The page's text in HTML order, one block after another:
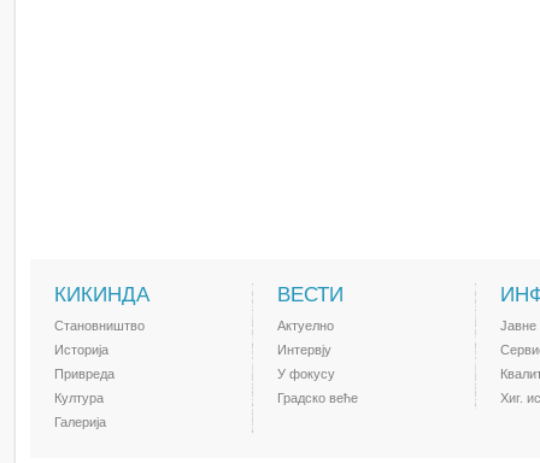
КИКИНДА
Становништво
Историја
Привреда
Култура
Галерија
ВЕСТИ
Актуелно
Интервју
У фокусу
Градско веће
Јавне
Хиг.